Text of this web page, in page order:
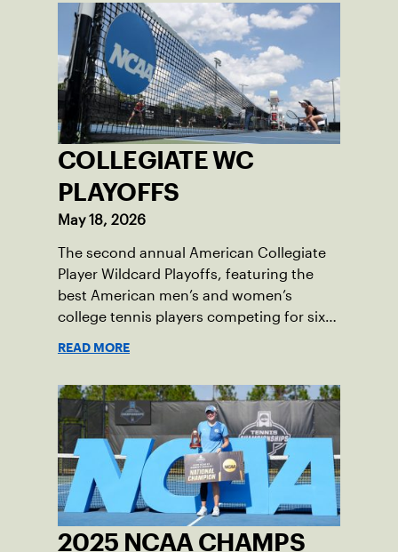
COLLEGIATE WC
PLAYOFFS
May 18, 2026
The second annual American Collegiate
Player Wildcard Playoffs, featuring the
best American men’s and women’s
college tennis players competing for six
READ MORE
2025 NCAA CHAMPS